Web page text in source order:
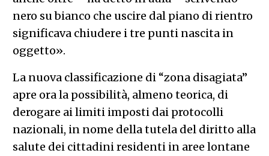
nero su bianco che uscire dal piano di rientro
significava chiudere i tre punti nascita in
oggetto».
La nuova classificazione di “zona disagiata”
apre ora la possibilità, almeno teorica, di
derogare ai limiti imposti dai protocolli
nazionali, in nome della tutela del diritto alla
salute dei cittadini residenti in aree lontane